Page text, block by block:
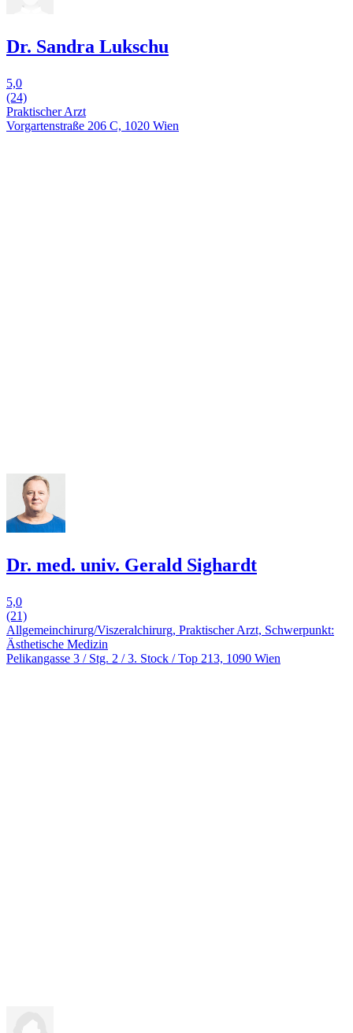
Dr. Sandra Lukschu
5,0
(24)
Praktischer Arzt
Vorgartenstraße 206 C, 1020 Wien
Dr. med. univ. Gerald Sighardt
5,0
(21)
Allgemeinchirurg/Viszeralchirurg, Praktischer Arzt, Schwerpunkt:
Ästhetische Medizin
Pelikangasse 3 / Stg. 2 / 3. Stock / Top 213, 1090 Wien